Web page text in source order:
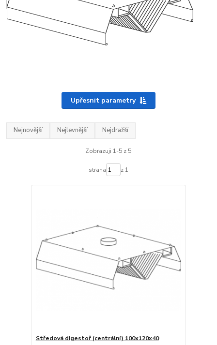
Upřesnit parametry
Nejnovější Nejlevnější Nejdražší
Zobrazuji 1-5 z 5
strana z 1
Středová digestoř (centrální) 100x120x40